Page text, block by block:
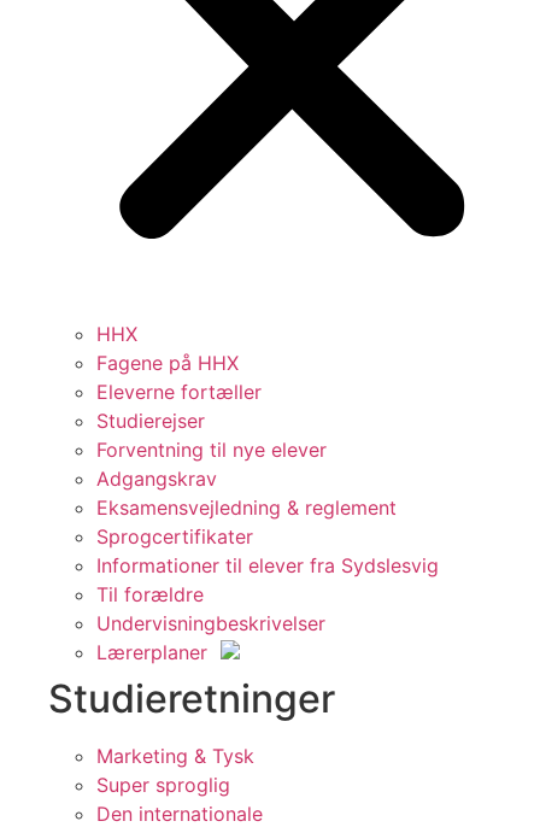
HHX
Fagene på HHX
Eleverne fortæller
Studierejser
Forventning til nye elever
Adgangskrav
Eksamensvejledning & reglement
Sprogcertifikater
Informationer til elever fra Sydslesvig
Til forældre
Undervisningbeskrivelser
Lærerplaner
Studieretninger
Marketing & Tysk
Super sproglig
Den internationale